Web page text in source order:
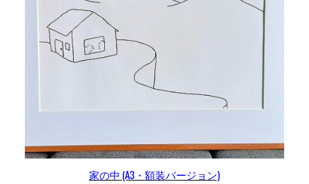
家の中 (A3・額装バージョン)